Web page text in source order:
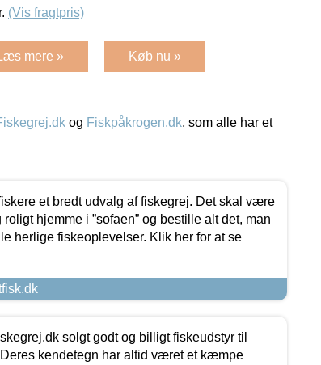
(Vis fragtpris)
mere » Køb nu »
og Fiskpåkrogen.dk, som alle har et
et bredt udvalg af fiskegrej. Det skal være
hjemme i ”sofaen” og bestille alt det, man
herlige fiskeoplevelser. Klik her for at se
solgt godt og billigt fiskeudstyr til
kendetegn har altid været et kæmpe